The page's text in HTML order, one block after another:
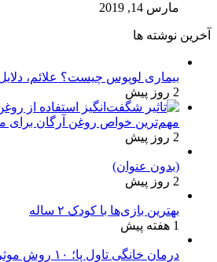
مارس 14, 2019
آخرین نوشته ها
بیماری لوپوس چیست؟ علائم،
2 روز پیش
مهم‌ترین خواص روغن آرگان برای
2 روز پیش
(بدون عنوان)
2 روز پیش
بهترین بازی‌ها با کودک ۲ ساله
1 هفته پیش
درمان خانگی تاول پا؛ ۱۰ روش موثر برای تسکین درد و بهبود سریع